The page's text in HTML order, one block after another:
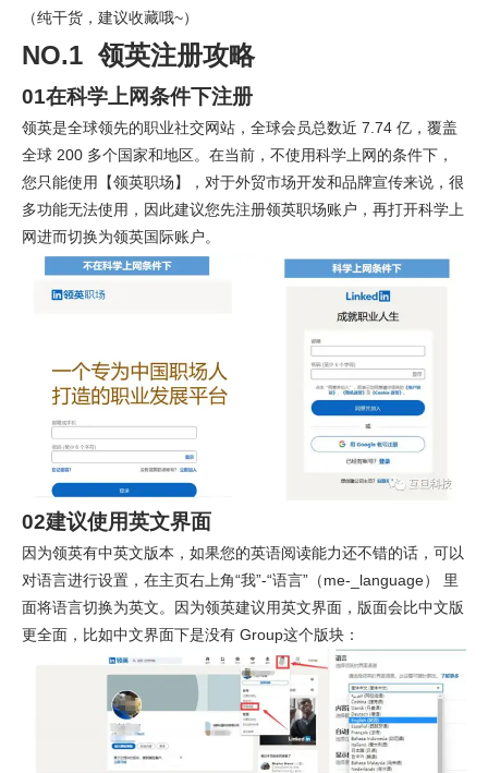
（纯干货，建议收藏哦~）
NO.1 领英注册攻略
01在科学上网条件下注册
领英是全球领先的职业社交网站，全球会员总数近 7.74 亿，覆盖
全球 200 多个国家和地区。在当前，不使用科学上网的条件下，
您只能使用【领英职场】，对于外贸市场开发和品牌宣传来说，很
多功能无法使用，因此建议您先注册领英职场账户，再打开科学上
网进而切换为领英国际账户。
02建议使用英文界面
因为领英有中英文版本，如果您的英语阅读能力还不错的话，可以
对语言进行设置，在主页右上角“我”-“语言”（me-_language） 里
面将语言切换为英文。因为领英建议用英文界面，版面会比中文版
更全面，比如中文界面下是没有 Group这个版块：